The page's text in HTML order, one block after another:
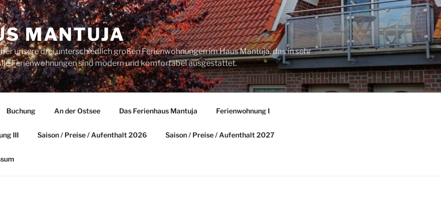
MANTUJA
unsere drei unterschiedlich großen Ferienwohnungen im Haus Mantuja, das in sehr
Ferienwohnungen sind modern und komfortabel ausgestattet.
Buchung An der Ostsee Das Ferienhaus Mantuja Ferienwohnung I
III Saison / Preise / Aufenthalt 2026 Saison / Preise / Aufenthalt 2027